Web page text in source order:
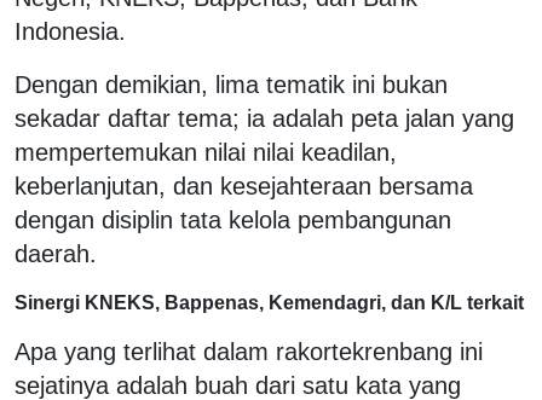
Indonesia.
Dengan demikian, lima tematik ini bukan
sekadar daftar tema; ia adalah peta jalan yang
mempertemukan nilai nilai keadilan,
keberlanjutan, dan kesejahteraan bersama
dengan disiplin tata kelola pembangunan
daerah.
Sinergi KNEKS, Bappenas, Kemendagri, dan K/L terkait
Apa yang terlihat dalam rakortekrenbang ini
sejatinya adalah buah dari satu kata yang